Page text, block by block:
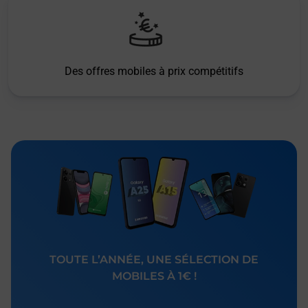
Des offres mobiles à prix compétitifs
TOUTE L’ANNÉE, UNE SÉLECTION DE
MOBILES À 1€ !